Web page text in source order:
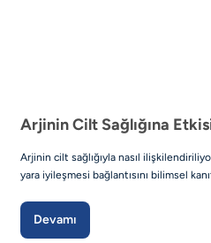
Arjinin cilt sağlığıyla nasıl
yara iyileşmesi bağlantısını bilimsel
Devamı